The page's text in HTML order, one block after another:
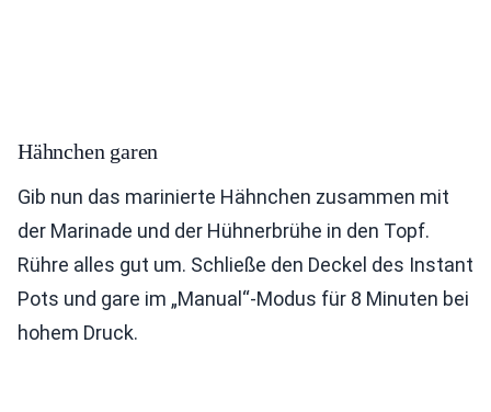
Hähnchen garen
Gib nun das marinierte Hähnchen zusammen mit
der Marinade und der Hühnerbrühe in den Topf.
Rühre alles gut um. Schließe den Deckel des Instant
Pots und gare im „Manual“-Modus für 8 Minuten bei
hohem Druck.